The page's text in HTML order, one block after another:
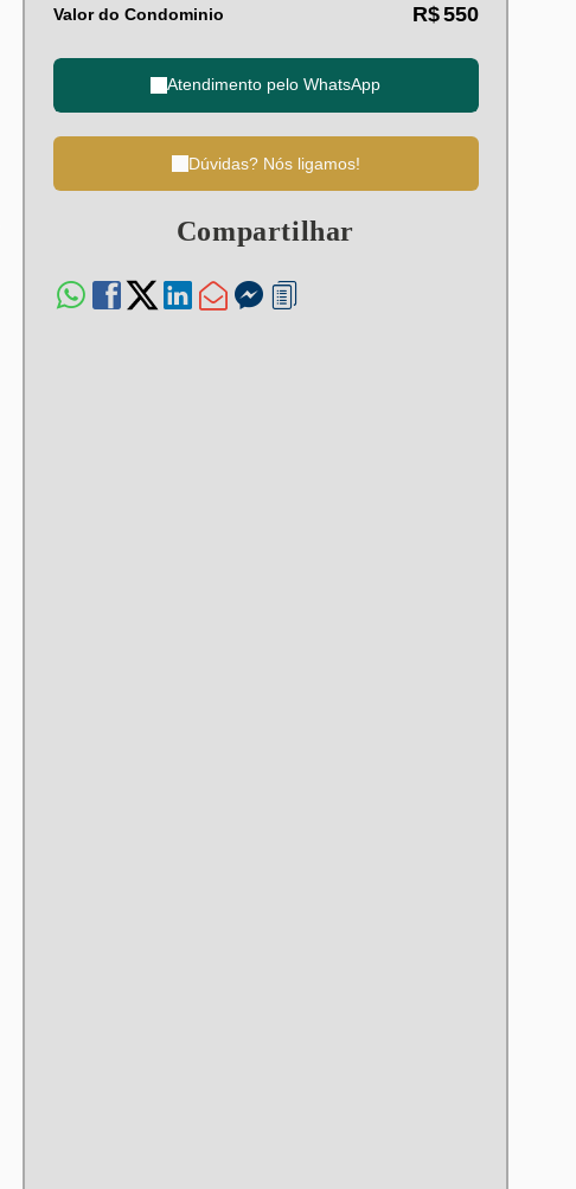
Valor do Condominio R$550
Atendimento pelo WhatsApp
Dúvidas? Nós ligamos!
Compartilhar